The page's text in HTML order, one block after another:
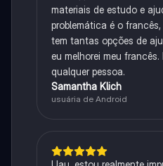
materiais de estudo e
problemática é o francês,
tem tantas opções de
eu melhorei meu
qualquer pessoa.
Samantha Klich
usuária de Android